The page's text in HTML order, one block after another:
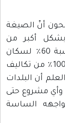
أنّ الصيغة
بشكل أكبر من
ميزانيات تطوير الأراضي المخصصة بنسبة 60٪ لسكان
الوسط العربي. وهذا يقابله مطلب بدفع 100٪ من تكاليف
أن البلدات
وأي مشروع حتى
الساسة